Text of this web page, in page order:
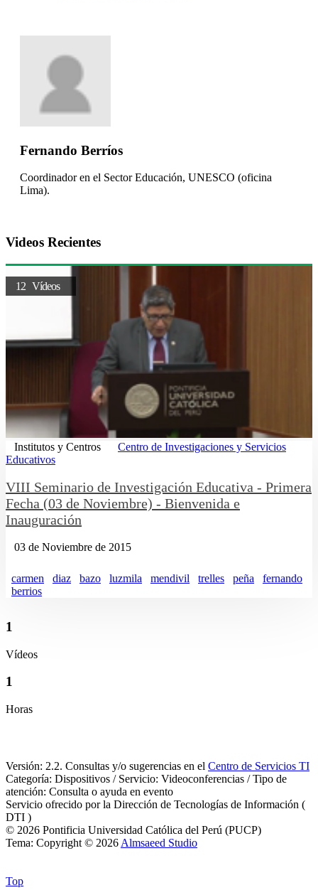
Fernando Berríos
Coordinador en el Sector Educación, UNESCO (oficina
Lima).
Videos Recientes
12 Vídeos
Institutos y Centros
Centro de Investigaciones y Servicios
Educativos
VIII Seminario de Investigación Educativa - Primera
Fecha (03 de Noviembre) - Bienvenida e
Inauguración
03 de Noviembre de 2015
carmen diaz bazo luzmila mendivil trelles peña
fernando
berrios
1
Vídeos
1
Horas
Versión: 2.2. Consultas y/o sugerencias en el Centro de Servicios TI
Categoría: Dispositivos / Servicio: Videoconferencias / Tipo de
atención: Consulta o ayuda en evento
Servicio ofrecido por la Dirección de Tecnologías de Información (
DTI )
© 2026 Pontificia Universidad Católica del Perú (PUCP)
Tema: Copyright © 2026 Almsaeed Studio
Top